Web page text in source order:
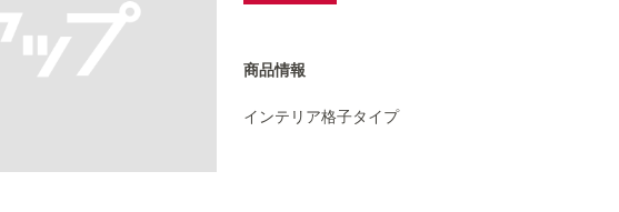
商品情報
インテリア格子タイプ